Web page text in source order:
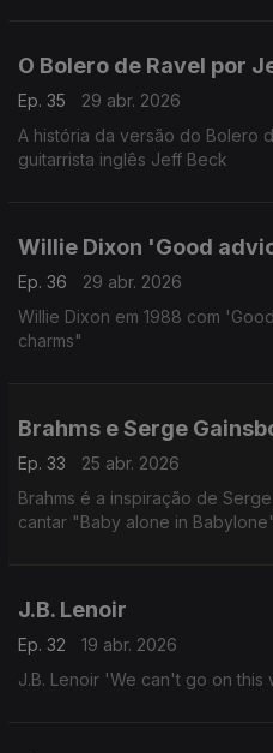
O Bolero de Ravel por
Ep. 35
29 abr. 2026
A história da versão do Bolero
guitarrista inglês Jeff Beck
Willie Dixon 'Good
Ep. 36
29 abr. 2026
Willie Dixon em 1988 com
charms"
Brahms e Serge
Ep. 33
25 abr. 2026
Brahms é a inspiração de
cantar "Baby alone in
J.B. Lenoir
Ep. 32
19 abr. 2026
J.B. Lenoir 'We can't go on this